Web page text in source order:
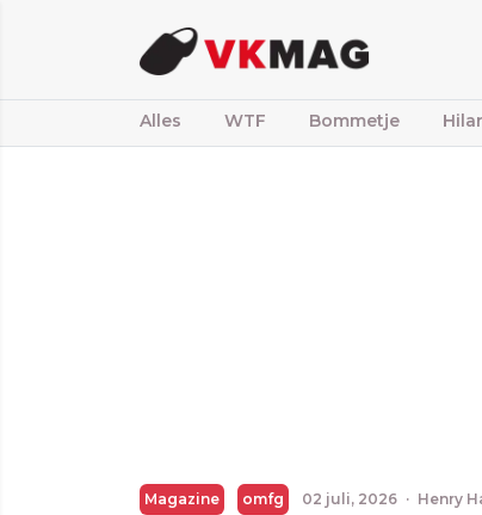
Alles WTF Bommetje
Magazine omfg 02 juli, 2026 · Henry